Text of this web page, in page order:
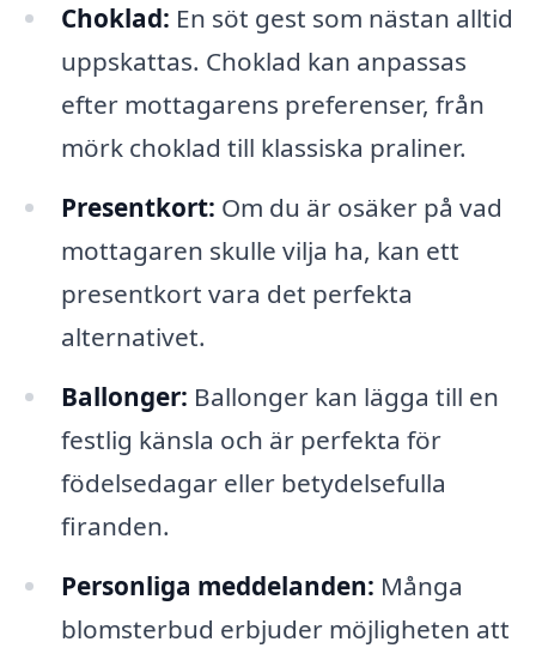
Choklad: En söt gest som nästan alltid
uppskattas. Choklad kan anpassas
efter mottagarens preferenser, från
mörk choklad till klassiska praliner.
Presentkort: Om du är osäker på vad
mottagaren skulle vilja ha, kan ett
presentkort vara det perfekta
alternativet.
Ballonger: Ballonger kan lägga till en
festlig känsla och är perfekta för
födelsedagar eller betydelsefulla
firanden.
Personliga meddelanden: Många
blomsterbud erbjuder möjligheten att